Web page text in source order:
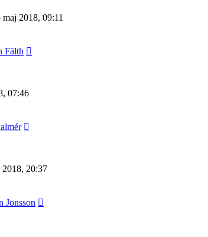
maj 2018, 09:11
Fälth
07:46
2018, 20:37
Jonsson